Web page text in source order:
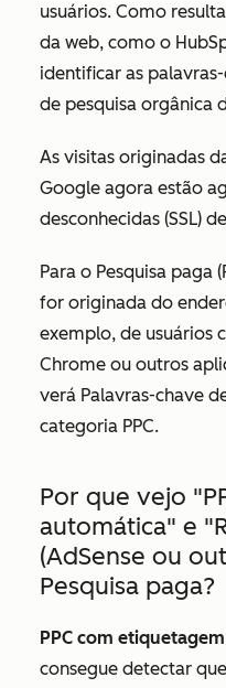
usuários. Como
da web, como o
identificar as
de pesquisa orgânica
As visitas originadas
Google agora estão
desconhecidas (SSL)
Para o Pesquisa paga
for originada do
exemplo, de usuários
Chrome ou outros
verá Palavras-chave
categoria PPC.
Por que vejo
automática" e
(AdSense ou
Pesquisa paga?
PPC com
consegue detectar